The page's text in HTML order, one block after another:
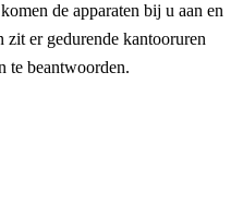
komen de apparaten bij u aan en
zit er gedurende kantooruren
te beantwoorden.